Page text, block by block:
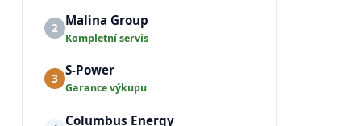
2 Malina Group
Kompletní servis
3 S-Power
Garance výkupu
Columbus Energy